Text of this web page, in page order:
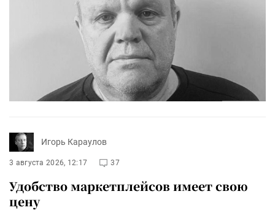
Игорь Караулов
3 августа 2026, 12:17 37
Удобство маркетплейсов имеет свою
цену